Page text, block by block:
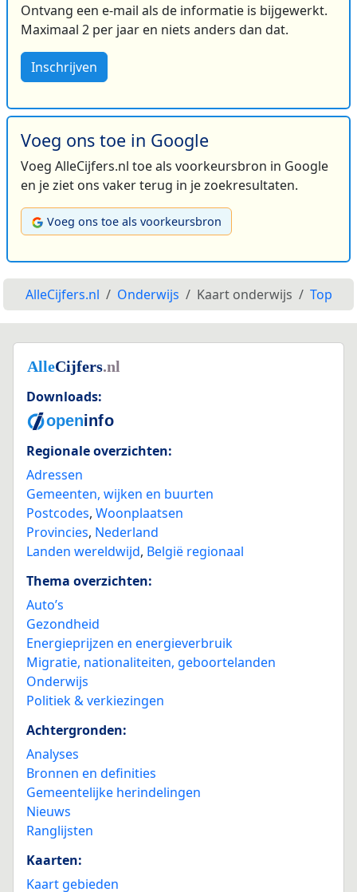
Ontvang een e-mail als de informatie is bijgewerkt.
Maximaal 2 per jaar en niets anders dan dat.
Inschrijven
Voeg ons toe in Google
Voeg AlleCijfers.nl toe als voorkeursbron in Google
en je ziet ons vaker terug in je zoekresultaten.
Voeg ons toe als voorkeursbron
AlleCijfers.nl Onderwijs Kaart onderwijs Top
Downloads:
Regionale overzichten:
Adressen
Gemeenten, wijken en buurten
Postcodes, Woonplaatsen
Provincies, Nederland
Landen wereldwijd, België regionaal
Thema overzichten:
Auto’s
Gezondheid
Energieprijzen en energieverbruik
Migratie, nationaliteiten, geboortelanden
Onderwijs
Politiek & verkiezingen
Achtergronden:
Analyses
Bronnen en definities
Gemeentelijke herindelingen
Nieuws
Ranglijsten
Kaarten:
Kaart gebieden